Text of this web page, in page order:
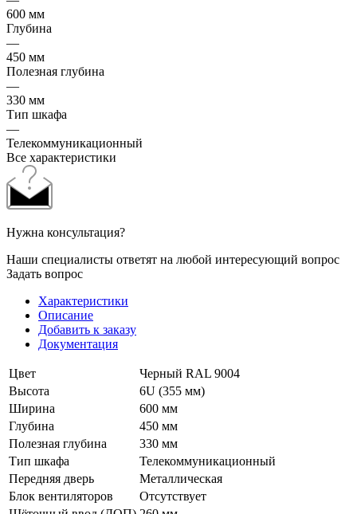
600 мм
Глубина
—
450 мм
Полезная глубина
—
330 мм
Тип шкафа
—
Телекоммуникационный
Все характеристики
Нужна консультация?
Наши специалисты ответят на любой интересующий вопрос
Задать вопрос
Характеристики
Описание
Добавить к заказу
Документация
Цвет
Черный RAL 9004
Высота
6U (355 мм)
Ширина
600 мм
Глубина
450 мм
Полезная глубина
330 мм
Тип шкафа
Телекоммуникационный
Передняя дверь
Металлическая
Блок вентиляторов
Отсутствует